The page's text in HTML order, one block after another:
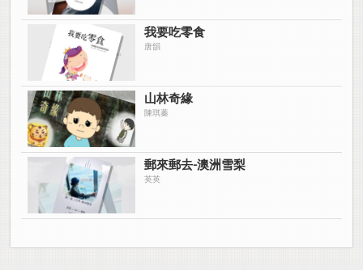
我要吃零食
唐韻
山林奇緣
陳琪蓁
郵來郵去-澳洲雪梨
英英